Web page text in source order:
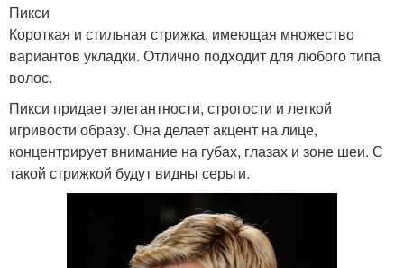
Пикси
Короткая и стильная стрижка, имеющая множество
вариантов укладки. Отлично подходит для любого типа
волос.
Пикси придает элегантности, строгости и легкой
игривости образу. Она делает акцент на лице,
концентрирует внимание на губах, глазах и зоне шеи. С
такой стрижкой будут видны серьги.